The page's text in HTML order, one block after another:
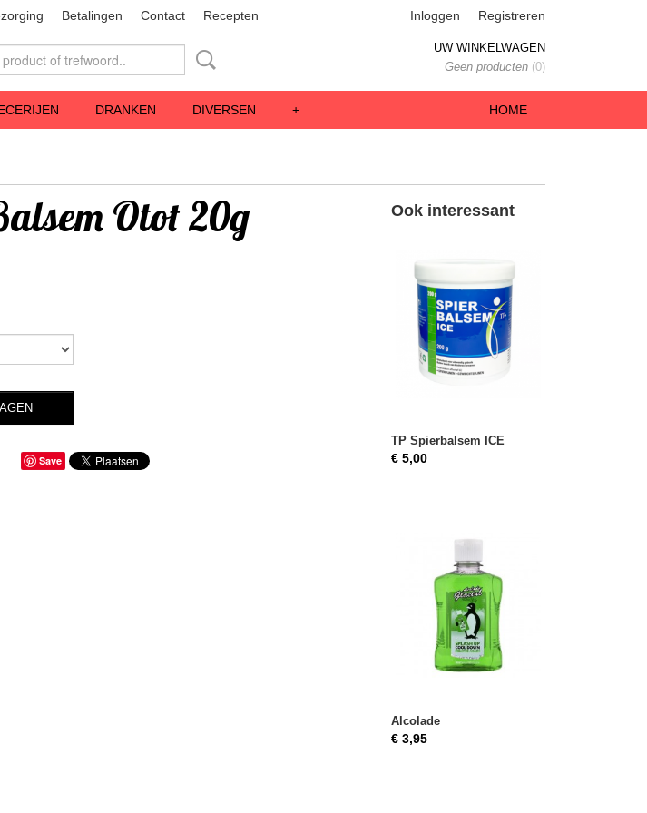
Betalingen Contact Recepten Inloggen Registreren
UW WINKELWAGEN
Geen producten (0)
HOME
DRANKEN DIVERSEN +
Otot 20g
Save
Ook interessant
TP Spierbalsem ICE
€ 5,00
Alcolade
€ 3,95